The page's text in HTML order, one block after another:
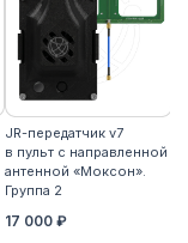
JR-передатчик v7
в пульт с направленной
антенной «Моксон».
Группа 2
17 000 ₽